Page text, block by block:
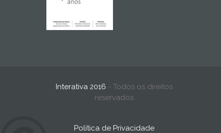
Interativa 2016 - Todos os direitos
reservados
Política de Privacidade